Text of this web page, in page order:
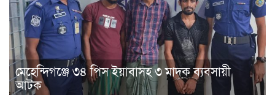
মেহেন্দিগঞ্জে ৩৪ পিস ইয়াবাসহ ৩ মাদক ব্যবসায়ী
আটক